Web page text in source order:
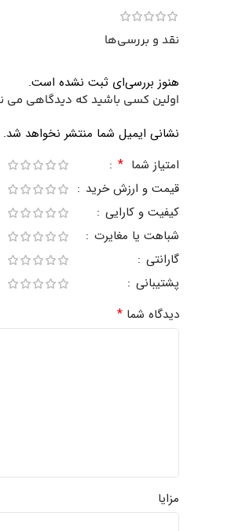
نقد و بررسی‌ها
هنوز بررسی‌ای ثبت نشده است.
اولین کسی باشید که دیدگاهی می
نشانی ایمیل شما منتشر نخواهد شد.
امتیاز شما *
قیمت و ارزش خرید
کیفیت و کارایی
شباهت یا مغایرت
گارانتی
پشتیبانی
دیدگاه شما *
مزایا